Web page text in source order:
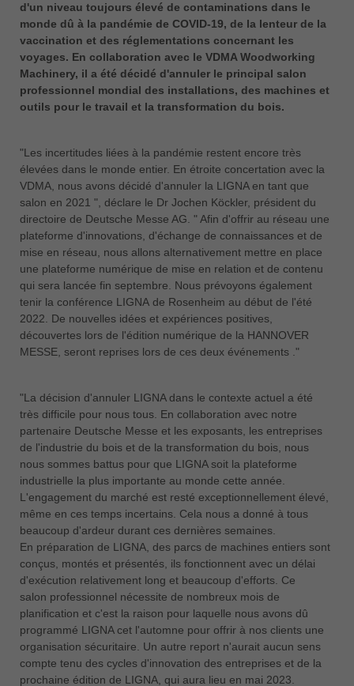
ประเทศไทย
ไทย
Україна
yкраїнська
d'un niveau toujours élevé de contaminations dans le
monde dû à la pandémie de COVID-19, de la lenteur de la
vaccination et des réglementations concernant les
voyages. En collaboration avec le VDMA Woodworking
Machinery, il a été décidé d'annuler le principal salon
professionnel mondial des installations, des machines et
outils pour le travail et la transformation du bois.
"Les incertitudes liées à la pandémie restent encore très
élevées dans le monde entier. En étroite concertation avec la
VDMA, nous avons décidé d'annuler la LIGNA en tant que
salon en 2021 ", déclare le Dr Jochen Köckler, président du
directoire de Deutsche Messe AG. " Afin d'offrir au réseau une
plateforme d'innovations, d'échange de connaissances et de
mise en réseau, nous allons alternativement mettre en place
une plateforme numérique de mise en relation et de contenu
qui sera lancée fin septembre. Nous prévoyons également
tenir la conférence LIGNA de Rosenheim au début de l'été
2022. De nouvelles idées et expériences positives,
découvertes lors de l'édition numérique de la HANNOVER
MESSE, seront reprises lors de ces deux événements ."
"La décision d'annuler LIGNA dans le contexte actuel a été
très difficile pour nous tous. En collaboration avec notre
partenaire Deutsche Messe et les exposants, les entreprises
de l'industrie du bois et de la transformation du bois, nous
nous sommes battus pour que LIGNA soit la plateforme
industrielle la plus importante au monde cette année.
L'engagement du marché est resté exceptionnellement élevé,
même en ces temps incertains. Cela nous a donné à tous
beaucoup d'ardeur durant ces dernières semaines.
En préparation de LIGNA, des parcs de machines entiers sont
conçus, montés et présentés, ils fonctionnent avec un délai
d'exécution relativement long et beaucoup d'efforts. Ce
salon professionnel nécessite de nombreux mois de
planification et c'est la raison pour laquelle nous avons dû
programmé LIGNA cet l'automne pour offrir à nos clients une
organisation sécuritaire. Un autre report n'aurait aucun sens
compte tenu des cycles d'innovation des entreprises et de la
prochaine édition de LIGNA, qui aura lieu en mai 2023.